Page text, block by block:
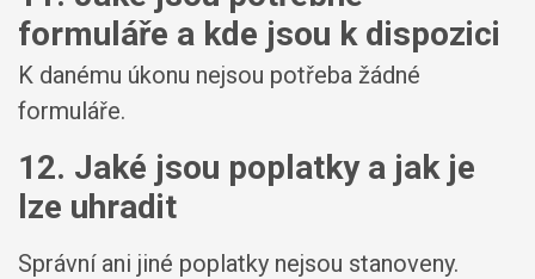
formuláře a kde jsou k dispozici
K danému úkonu nejsou potřeba žádné
formuláře.
12. Jaké jsou poplatky a jak je
lze uhradit
Správní ani jiné poplatky nejsou stanoveny.